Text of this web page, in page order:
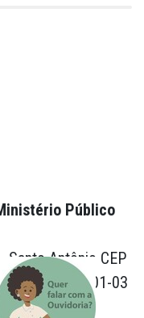
Público
Santo Antônio CEP
0001-03